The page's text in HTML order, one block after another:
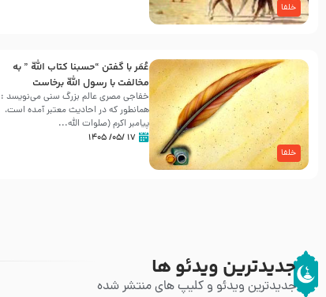
خلفا
خلفا
عُمَر با گفتن “حسبنا كتاب اللّه ” به
مخالفت با رسول اللّه برخاست
خفاجی مصری عالم بزرگ سنی می‌نویسد :
همانطور که در احادیث معتبر آمده است،
پیامبر اکرم (صلوات اللّه...
۱۷ /۰۵/ ۱۴۰۵
جدیدترین ویدئو ها
جدیدترین ویدئو و کلیپ های منتشر شده